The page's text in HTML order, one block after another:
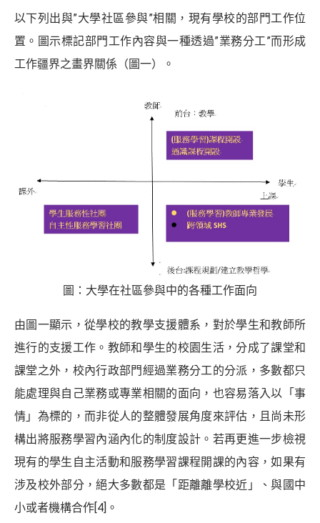
以下列出與”大學社區參與”相關，現有學校的部門工作位
置。圖示標記部門工作內容與一種透過”業務分工”而形成
工作疆界之畫界關係（圖一）。
圖：大學在社區參與中的各種工作面向
由圖一顯示，從學校的教學支援體系，對於學生和教師所
進行的支援工作。教師和學生的校園生活，分成了課堂和
課堂之外，校內行政部門經過業務分工的分派，多數都只
能處理與自己業務或專業相關的面向，也容易落入以「事
情」為標的，而非從人的整體發展角度來評估，且尚未形
構出將服務學習內涵內化的制度設計。若再更進一步檢視
現有的學生自主活動和服務學習課程開課的內容，如果有
涉及校外部分，絕大多數都是「距離離學校近」、與國中
小或者機構合作[4] 。